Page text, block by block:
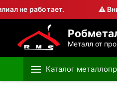
⚠ Внимание!
Металл от
Каталог